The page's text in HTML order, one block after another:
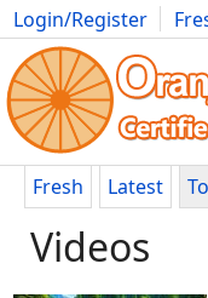
Login/Register
Photography
Fresh Latest
Videos